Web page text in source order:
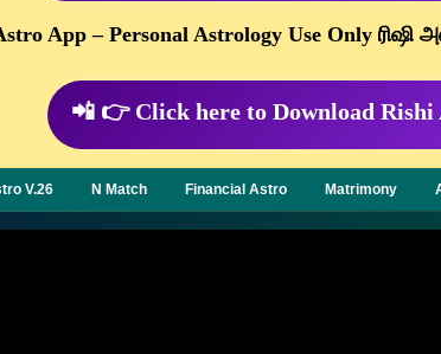
App – Personal Astrology Use Only
📲 👉 Click here to Download
V.26 N Match Financial Astro Matrimony